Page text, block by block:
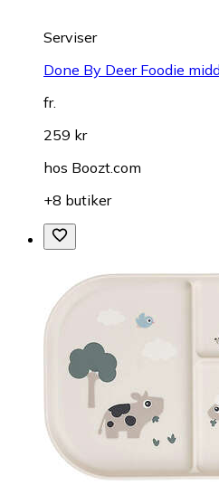
Serviser
Done By Deer Foodie
fr.
259 kr
hos Boozt.com
+8 butiker